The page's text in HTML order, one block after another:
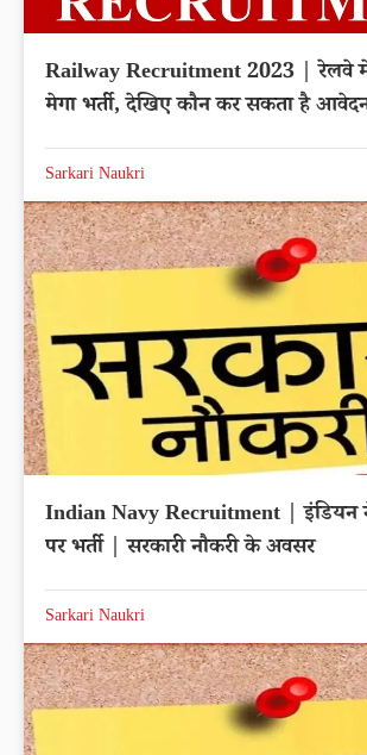
Railway Recruitment 2023 | रेलवे
मेगा भर्ती, देखिए कौन कर सकता है
Sarkari Naukri
Indian Navy Recruitment | इंडियन
पर भर्ती | सरकारी नौकरी के अवसर
Sarkari Naukri